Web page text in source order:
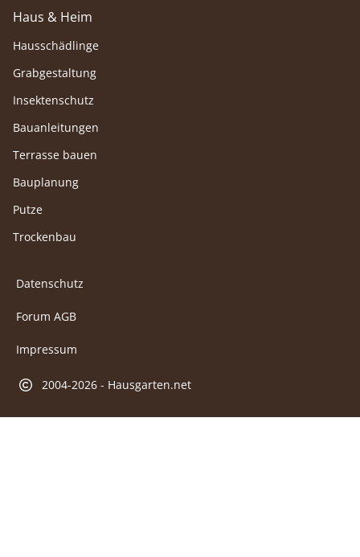
Haus & Heim
Hausschädlinge
Grabgestaltung
Insektenschutz
Bauanleitungen
Terrasse bauen
Bauplanung
Putze
Trockenbau
Datenschutz
Forum AGB
Impressum
2004-2026 - Hausgarten.net